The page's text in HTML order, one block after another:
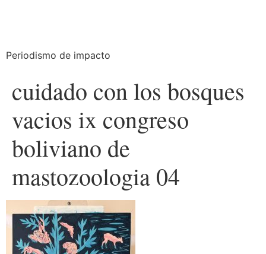
Periodismo de impacto
cuidado con los bosques
vacios ix congreso
boliviano de
mastozoologia 04